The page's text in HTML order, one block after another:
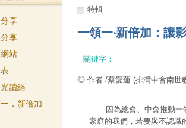
享
享
站
讀經
．新倍加
特輯
一領一‧新倍加：讓
關鍵字：
◎ 作者 /蔡愛蓮 (排灣中會南世
因為總會、中會推動一領
家庭的我們，若要與不認識